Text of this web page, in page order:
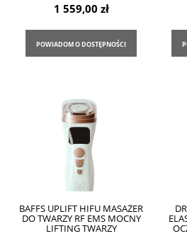
1 559,00 zł
POWIADOM O DOSTĘPNOŚCI
BAFFS UPLIFT HIFU MASAŻER
DO TWARZY RF EMS MOCNY
LIFTING TWARZY